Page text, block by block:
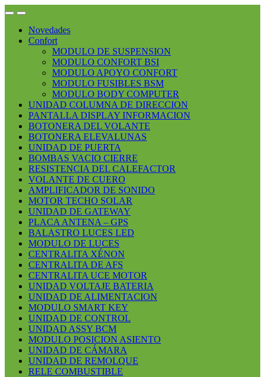
OpenClose
Novedades
Confort
MODULO DE SUSPENSION
MODULO CONFORT BSI
MODULO APOYO CONFORT
MODULO FUSIBLES BSM
MODULO BODY COMPUTER
UNIDAD COLUMNA DE DIRECCION
PANTALLA DISPLAY INFORMACION
BOTONERA DEL VOLANTE
BOTONERA ELEVALUNAS
UNIDAD DE PUERTA
BOMBAS VACIO CIERRE
RESISTENCIA DEL CALEFACTOR
VOLANTE DE CUERO
AMPLIFICADOR DE SONIDO
MOTOR TECHO SOLAR
UNIDAD DE GATEWAY
PLACA ANTENA – GPS
BALASTRO LUCES LED
MODULO DE LUCES
CENTRALITA XÉNON
CENTRALITA DE AFS
CENTRALITA UCE MOTOR
UNIDAD VOLTAJE BATERIA
UNIDAD DE ALIMENTACION
MODULO SMART KEY
UNIDAD DE CONTROL
UNIDAD ASSY BCM
MODULO POSICION ASIENTO
UNIDAD DE CÁMARA
UNIDAD DE REMOLQUE
RELE COMBUSTIBLE